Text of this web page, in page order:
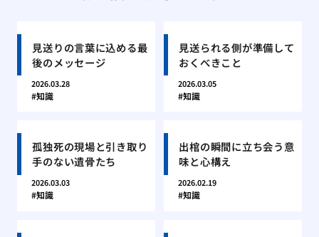
見送りの言葉に込める最
後のメッセージ
2026.03.28
知識
見送られる側が準備して
おくべきこと
2026.03.05
知識
孤独死の現場と引き取り
手のない遺骨たち
2026.03.03
知識
出棺の瞬間に立ち会う意
味と心構え
2026.02.19
知識